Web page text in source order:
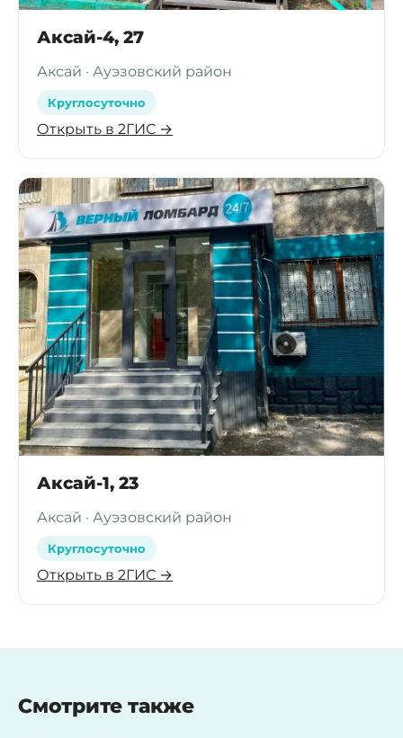
Аксай-4, 27
Аксай · Ауэзовский район
Круглосуточно
Открыть в 2ГИС →
Аксай-1, 23
Аксай · Ауэзовский район
Круглосуточно
Открыть в 2ГИС →
Смотрите также